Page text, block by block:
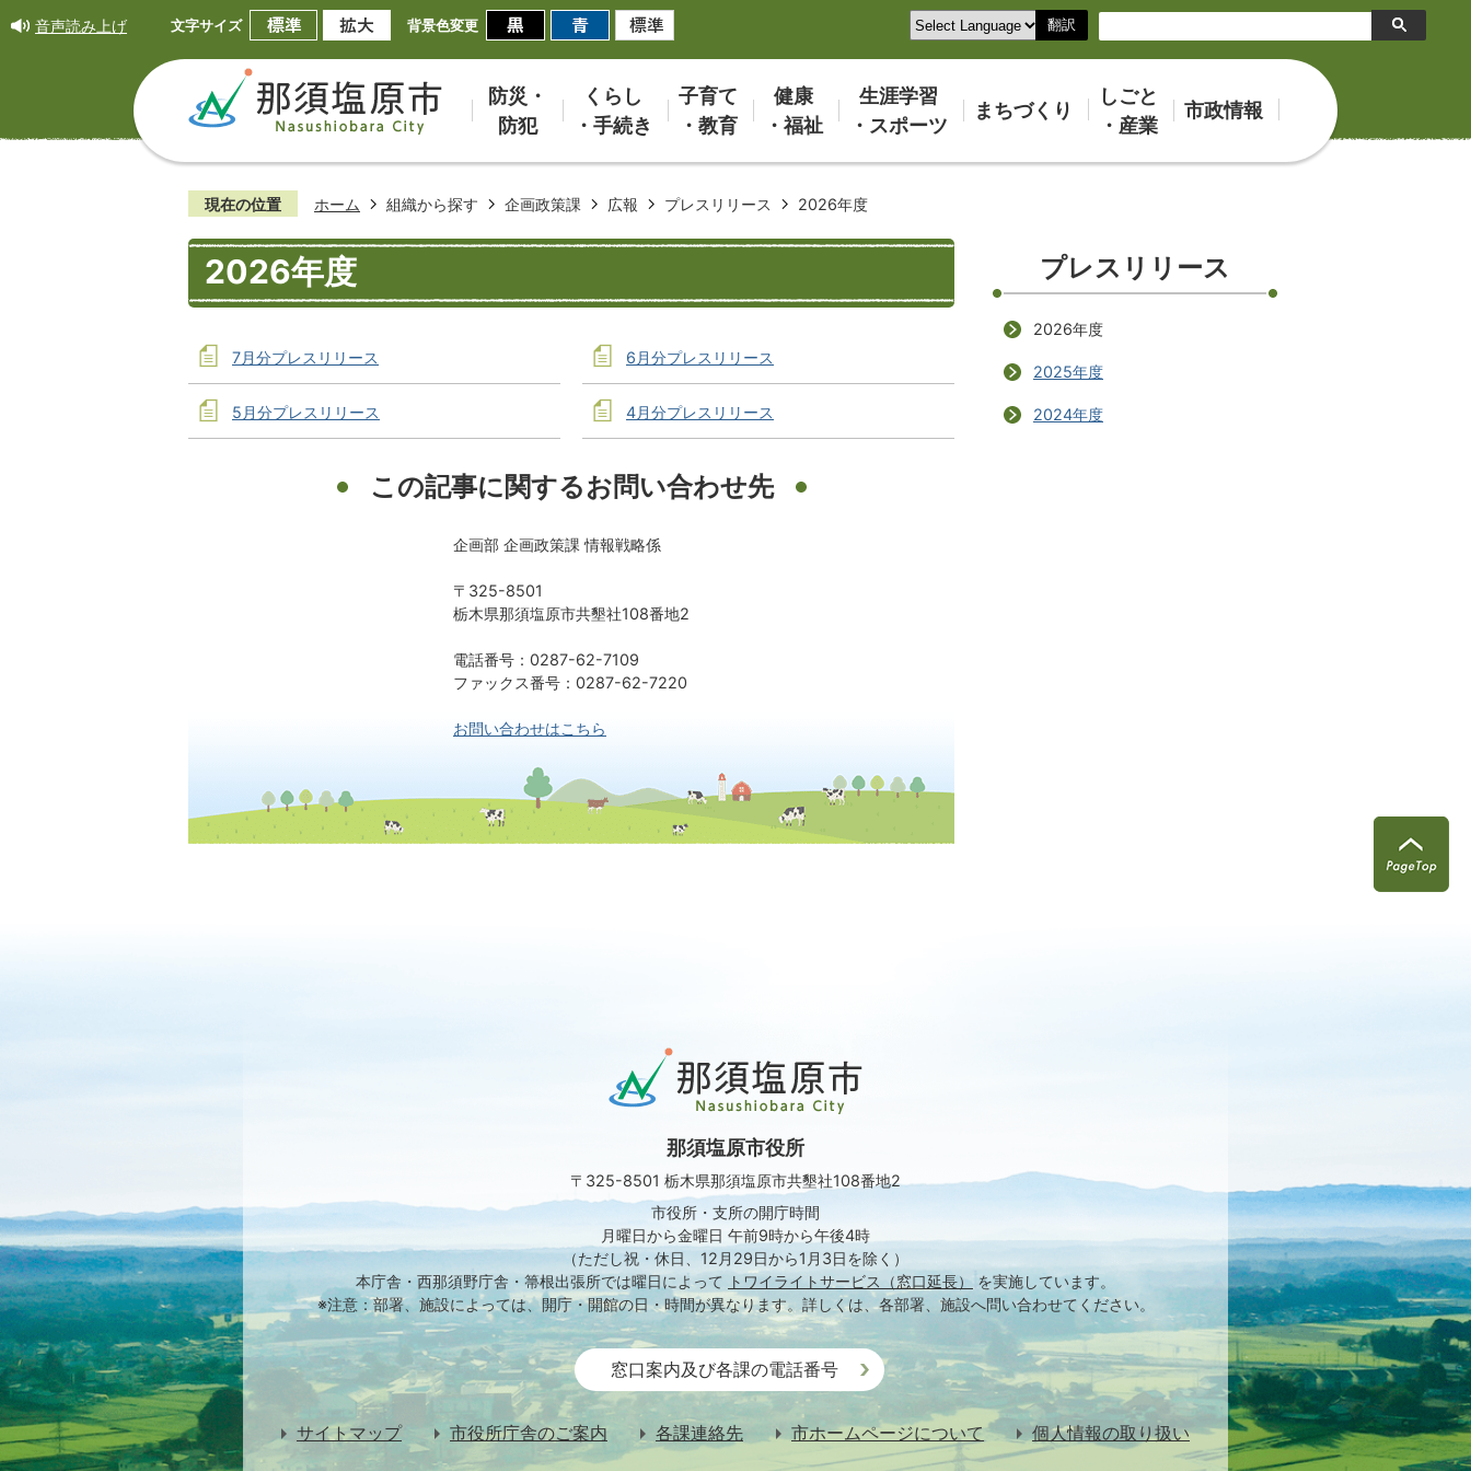
音声読み上げ 文字サイズ 背景色変更 翻訳
検
索
防災・
防犯
くらし
・手続き
子育て
・教育
健康
・福祉
生涯学習
・スポーツ
まちづくり
しごと
・産業
市政情報
現在の位置 ホーム 組織から探す 企画政策課 広報 プレスリリース 2026年度
2026年度
7月分プレスリリース 6月分プレスリリース
5月分プレスリリース 4月分プレスリリース
この記事に関するお問い合わせ先
企画部 企画政策課 情報戦略係
〒325-8501
栃木県那須塩原市共墾社108番地2
電話番号：0287-62-7109
ファックス番号：0287-62-7220
お問い合わせはこちら
プレスリリース
2026年度
2025年度
2024年度
須
塩
Nasushiobara
City
那須塩原市役所
〒325-8501 栃木県那須塩原市共墾社108番地2
市役所・支所の開庁時間
月曜日から金曜日 午前9時から午後4時
（ただし祝・休日、12月29日から1月3日を除く）
本庁舎・西那須野庁舎・箒根出張所では曜日によって トワイライトサービス（窓口延長）
を実施しています。
※注意：部署、施設によっては、開庁・開館の日・時間が異なります。 詳しくは、各部署、施設へ問い合わせてください。
窓口案内及び各課の電話番号
サイトマップ 市役所庁舎のご案内 各課連絡先 市ホームページについて 個人情報の取り扱い